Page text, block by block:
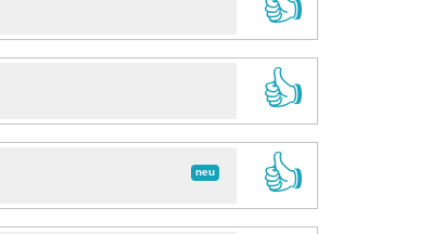
👍
neu
👍